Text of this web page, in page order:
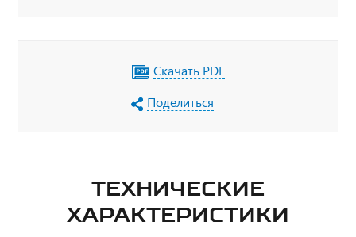
Скачать PDF
Поделиться
ТЕХНИЧЕСКИЕ
ХАРАКТЕРИСТИКИ